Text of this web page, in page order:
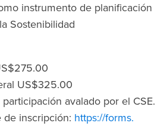
instrumento de planificación
Sostenibilidad
US$325.00
avalado por el CSE.
de inscripción: https://forms.